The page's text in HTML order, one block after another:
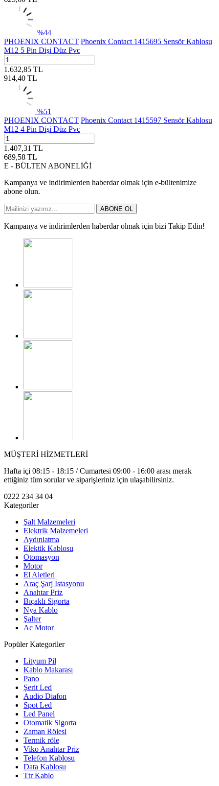
%44
PHOENIX CONTACT Phoenix Contact 1415695 Sensör Kablosu
M12 5 Pin Dişi Düz Pvc
1.632,85 TL
914,40 TL
%51
PHOENIX CONTACT Phoenix Contact 1415597 Sensör Kablosu
M12 4 Pin Dişi Düz Pvc
1.407,31 TL
689,58 TL
E - BÜLTEN ABONELİĞİ
Kampanya ve indirimlerden haberdar olmak için e-bültenimize
abone olun.
ABONE OL
Kampanya ve indirimlerden haberdar olmak için bizi Takip Edin!
MÜŞTERİ HİZMETLERİ
Hafta içi 08:15 - 18:15 / Cumartesi 09:00 - 16:00 arası merak
ettiğiniz tüm sorular ve siparişleriniz için ulaşabilirsiniz.
0222 234 34 04
Kategoriler
Şalt Malzemeleri
Elektrik Malzemeleri
Aydınlatma
Elektik Kablosu
Otomasyon
Motor
El Aletleri
Araç Şarj İstasyonu
Anahtar Priz
Bıçaklı Sigorta
Nya Kablo
Şalter
Ac Motor
Popüler Kategoriler
Lityum Pil
Kablo Makarası
Pano
Şerit Led
Audio Diafon
Spot Led
Led Panel
Otomatik Sigorta
Zaman Rölesi
Termik röle
Viko Anahtar Priz
Telefon Kablosu
Data Kablosu
Ttr Kablo